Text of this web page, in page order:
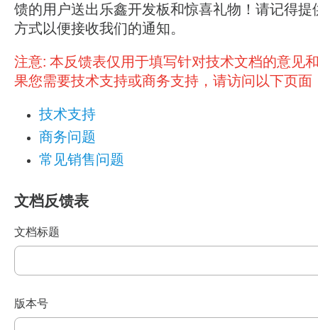
馈的用户送出乐鑫开发板和惊喜礼物！请记得提
方式以便接收我们的通知。
注意: 本反馈表仅用于填写针对技术文档的意见
果您需要技术支持或商务支持，请访问以下页面
技术支持
商务问题
常见销售问题
文档反馈表
文档标题
版本号